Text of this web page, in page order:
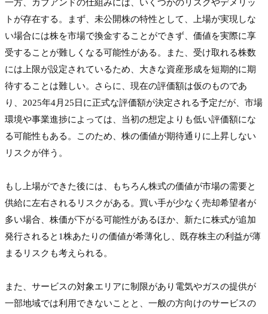
一方、カブアンドの仕組みには、いくつかのリスクやデメリッ
トが存在する。まず、未公開株の特性として、上場が実現しな
い場合には株を市場で換金することができず、価値を実際に享
受することが難しくなる可能性がある。また、受け取れる株数
には上限が設定されているため、大きな資産形成を短期的に期
待することは難しい。さらに、現在の評価額は仮のものであ
り、2025年4月25日に正式な評価額が決定される予定だが、市場
環境や事業進捗によっては、当初の想定よりも低い評価額にな
る可能性もある。このため、株の価値が期待通りに上昇しない
リスクが伴う。
もし上場ができた後には、もちろん株式の価値が市場の需要と
供給に左右されるリスクがある。買い手が少なく売却希望者が
多い場合、株価が下がる可能性があるほか、新たに株式が追加
発行されると1株あたりの価値が希薄化し、既存株主の利益が薄
まるリスクも考えられる。
また、サービスの対象エリアに制限があり電気やガスの提供が
一部地域では利用できないことと、一般の方向けのサービスの